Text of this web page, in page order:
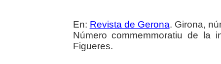
En: Revista de Gerona. Girona,
Número commemmoratiu de la
Figueres.